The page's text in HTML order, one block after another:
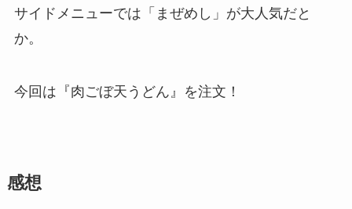
サイドメニューでは「まぜめし」が大人気だと
か。
今回は『肉ごぼ天うどん』を注文！
感想